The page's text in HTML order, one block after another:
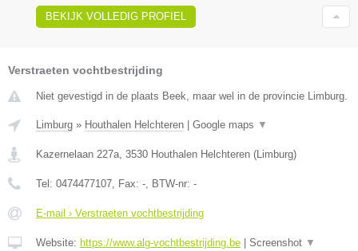
BEKIJK VOLLEDIG PROFIEL
Verstraeten vochtbestrijding
Niet gevestigd in de plaats Beek, maar wel in de provincie Limburg.
Limburg » Houthalen Helchteren Google maps ▼
Kazernelaan 227a, 3530 Houthalen Helchteren (Limburg)
Tel: 0474477107, Fax: -, BTW-nr: -
E-mail › Verstraeten vochtbestrijding
Website: https://www.alg-vochtbestrijding.be Screenshot ▼